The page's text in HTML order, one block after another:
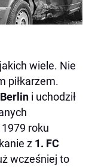
wiele. Nie
piłkarzem.
i uchodził
roku
z 1. FC
wcześniej to